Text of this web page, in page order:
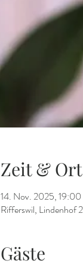
Zeit & Ort
14. Nov. 2025,
Rifferswil, Lindenhof
Gäste